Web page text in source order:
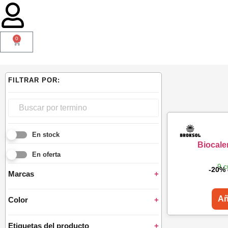
0
En stock
En oferta
Marcas +
Color +
Etiquetas del producto +
9
-